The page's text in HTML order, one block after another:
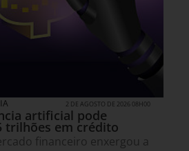
2 DE AGOSTO DE 2026 08H00
artificial pode
trilhões em crédito
financeiro enxergou a